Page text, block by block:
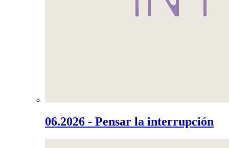
06.2026 - Pensar la interrupción